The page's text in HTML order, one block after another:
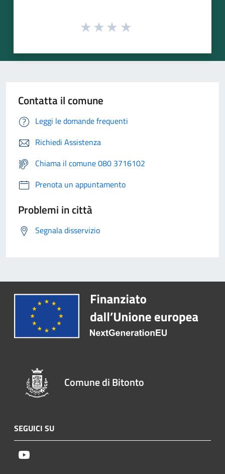
Contatta il comune
Leggi le domande frequenti
Richiedi Assistenza
Chiama il comune 080 3716102
Prenota un appuntamento
Problemi in città
Segnala disservizio
Comune di Bitonto
SEGUICI SU